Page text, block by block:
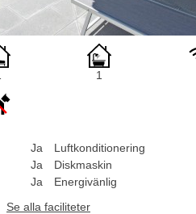
1
Ja
Ja
Ja
Luftkonditionering
Diskmaskin
Energivänlig
Se alla faciliteter